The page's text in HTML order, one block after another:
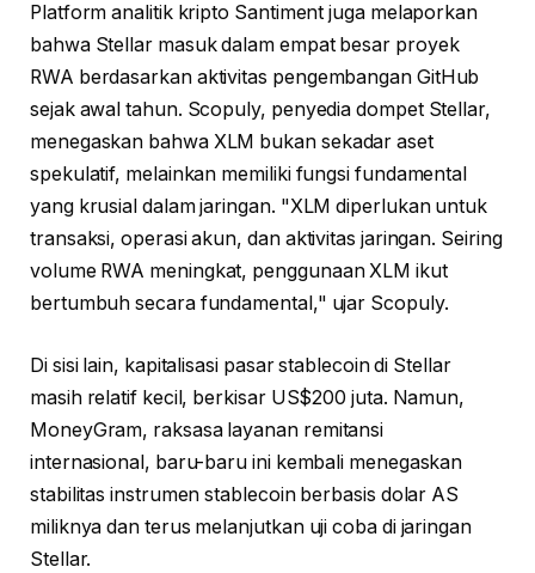
Platform analitik kripto Santiment juga melaporkan
bahwa Stellar masuk dalam empat besar proyek
RWA berdasarkan aktivitas pengembangan GitHub
sejak awal tahun. Scopuly, penyedia dompet Stellar,
menegaskan bahwa XLM bukan sekadar aset
spekulatif, melainkan memiliki fungsi fundamental
yang krusial dalam jaringan. "XLM diperlukan untuk
transaksi, operasi akun, dan aktivitas jaringan. Seiring
volume RWA meningkat, penggunaan XLM ikut
bertumbuh secara fundamental," ujar Scopuly.
Di sisi lain, kapitalisasi pasar stablecoin di Stellar
masih relatif kecil, berkisar US$200 juta. Namun,
MoneyGram, raksasa layanan remitansi
internasional, baru-baru ini kembali menegaskan
stabilitas instrumen stablecoin berbasis dolar AS
miliknya dan terus melanjutkan uji coba di jaringan
Stellar.